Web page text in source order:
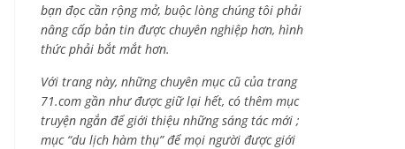
bạn đọc cần rộng mở, buộc lòng chúng tôi phải
nâng cấp bản tin được chuyên nghiệp hơn, hình
thức phải bắt mắt hơn.
Với trang này, những chuyên mục cũ của trang
71.com gần như được giữ lại hết, có thêm mục
truyện ngắn để giới thiệu những sáng tác mới ;
mục “du lịch hàm thụ” để mọi người được giới